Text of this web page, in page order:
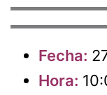
Fecha:
Hora: